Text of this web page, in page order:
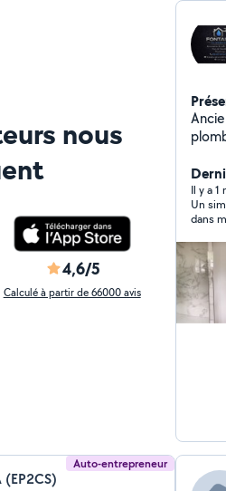
nous
4,6/5
Calculé à partir de 66000 avis
plomberie
Il y a 1
Un
dans
Auto-entrepreneur
(EP2CS)